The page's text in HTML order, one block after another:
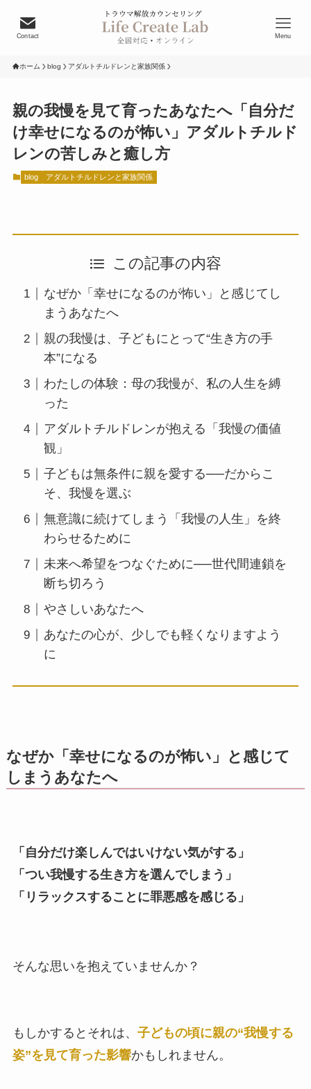
Contact Menu
ホーム blog アダルトチルドレンと家族関係
親の我慢を見て育ったあなたへ「自分だ
け幸せになるのが怖い」アダルトチルド
レンの苦しみと癒し方
blog アダルトチルドレンと家族関係
この記事の内容
なぜか「幸せになるのが怖い」と感じてし
まうあなたへ
親の我慢は、子どもにとって“生き方の手
本”になる
わたしの体験：母の我慢が、私の人生を縛
った
アダルトチルドレンが抱える「我慢の価値
観」
子どもは無条件に親を愛する──だからこ
そ、我慢を選ぶ
無意識に続けてしまう「我慢の人生」を終
わらせるために
未来へ希望をつなぐために──世代間連鎖を
断ち切ろう
やさしいあなたへ
あなたの心が、少しでも軽くなりますよう
に
なぜか「幸せになるのが怖い」と感じて
しまうあなたへ
「自分だけ楽しんではいけない気がする」
「つい我慢する生き方を選んでしまう」
「リラックスすることに罪悪感を感じる」
そんな思いを抱えていませんか？
もしかするとそれは、 子どもの頃に親の“我慢する
姿”を見て育った影響かもしれません。